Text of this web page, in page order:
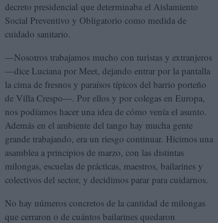
decreto presidencial que determinaba el Aislamiento
Social Preventivo y Obligatorio como medida de
cuidado sanitario.
—Nosotros trabajamos mucho con turistas y extranjeros
—dice Luciana por Meet, dejando entrar por la pantalla
la cima de fresnos y paraísos típicos del barrio porteño
de Villa Crespo—. Por ellos y por colegas en Europa,
nos podíamos hacer una idea de cómo venía el asunto.
Además en el ambiente del tango hay mucha gente
grande trabajando, era un riesgo continuar. Hicimos una
asamblea a principios de marzo, con las distintas
milongas, escuelas de prácticas, maestros, bailarines y
colectivos del sector, y decidimos parar para cuidarnos.
No hay números concretos de la cantidad de milongas
que cerraron o de cuántos bailarines quedaron